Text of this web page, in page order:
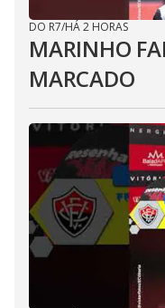
DO R7/HÁ 2 HORAS
MARINHO
MARCADO